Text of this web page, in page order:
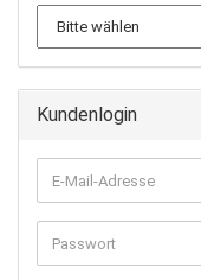
Kundenlogin
E-
Mail-
Adresse
Passwort